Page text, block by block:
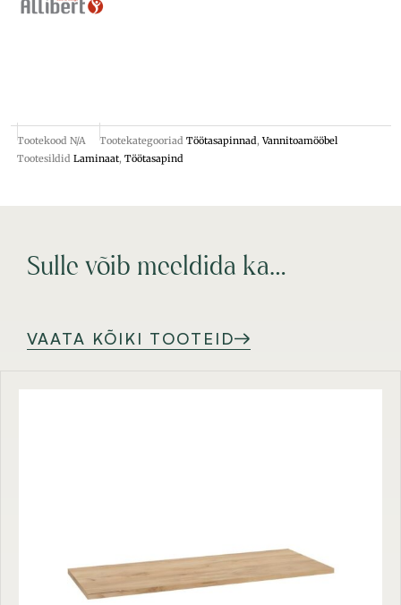
Tootekood N/A Tootekategooriad Töötasapinnad,Vannitoamööbel
Tootesildid Laminaat, Töötasapind
Sulle võib meeldida ka…
VAATA KÕIKI TOOTEID